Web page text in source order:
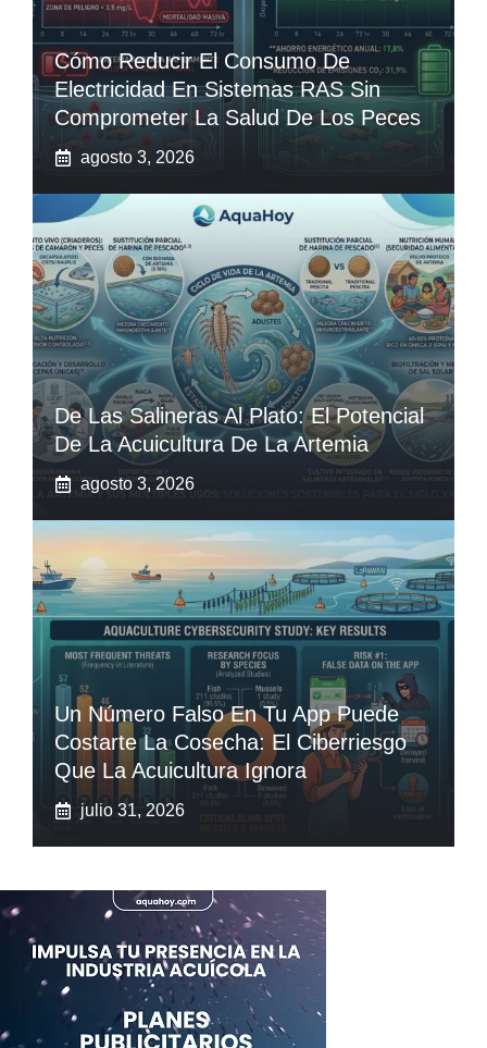
Cómo Reducir El Consumo De
Electricidad En Sistemas RAS Sin
Comprometer La Salud De Los Peces
agosto 3, 2026
De Las Salineras Al Plato: El Potencial
De La Acuicultura De La Artemia
agosto 3, 2026
Un Número Falso En Tu App Puede
Costarte La Cosecha: El Ciberriesgo
Que La Acuicultura Ignora
julio 31, 2026